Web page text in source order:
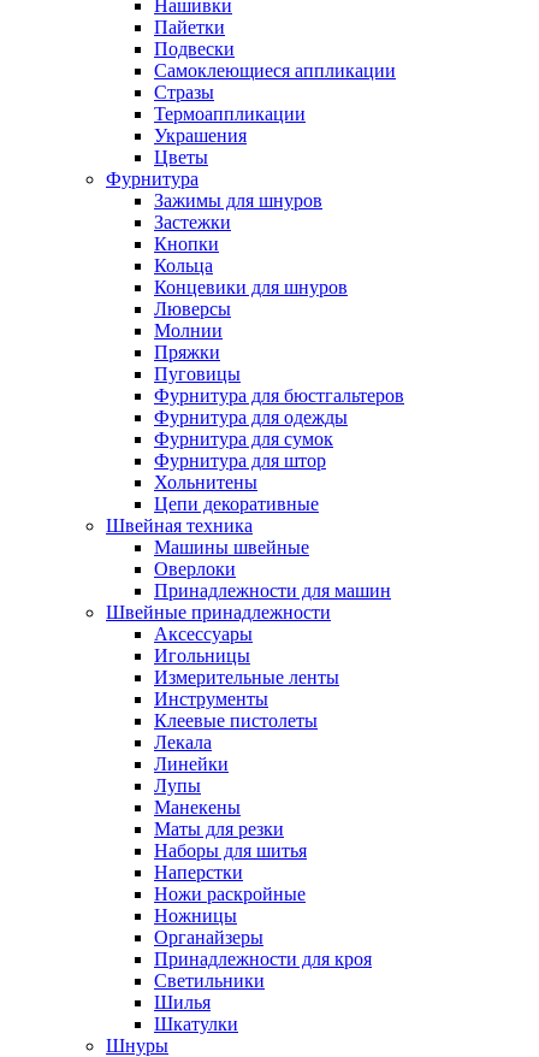
Нашивки
Пайетки
Подвески
Самоклеющиеся аппликации
Стразы
Термоаппликации
Украшения
Цветы
Фурнитура
Зажимы для шнуров
Застежки
Кнопки
Кольца
Концевики для шнуров
Люверсы
Молнии
Пряжки
Пуговицы
Фурнитура для бюстгальтеров
Фурнитура для одежды
Фурнитура для сумок
Фурнитура для штор
Хольнитены
Цепи декоративные
Швейная техника
Машины швейные
Оверлоки
Принадлежности для машин
Швейные принадлежности
Аксессуары
Игольницы
Измерительные ленты
Инструменты
Клеевые пистолеты
Лекала
Линейки
Лупы
Манекены
Маты для резки
Наборы для шитья
Наперстки
Ножи раскройные
Ножницы
Органайзеры
Принадлежности для кроя
Светильники
Шилья
Шкатулки
Шнуры